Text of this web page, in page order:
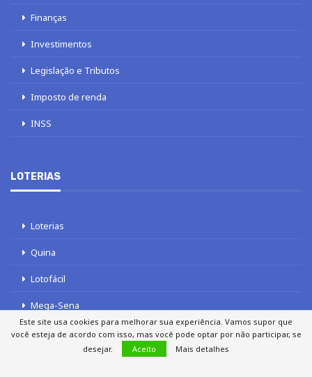
Finanças
Investimentos
Legislação e Tributos
Imposto de renda
INSS
LOTERIAS
Loterias
Quina
Lotofácil
Mega-Sena
Tele sena
Este site usa cookies para melhorar sua experiência. Vamos supor que
você esteja de acordo com isso, mas você pode optar por não participar, se
desejar.
Aceito Mais detalhes